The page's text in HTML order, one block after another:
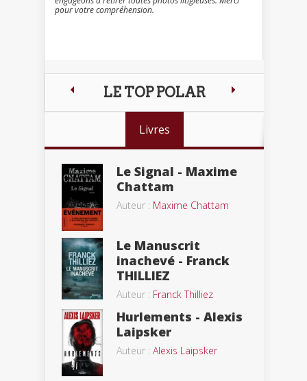
pour votre compréhension.
LE TOP POLAR
Livres
Le Signal - Maxime
Chattam
Auteur : Maxime Chattam
Le Manuscrit
inachevé - Franck
THILLIEZ
Auteur : Franck Thilliez
Hurlements - Alexis
Laipsker
Auteur : Alexis Laipsker